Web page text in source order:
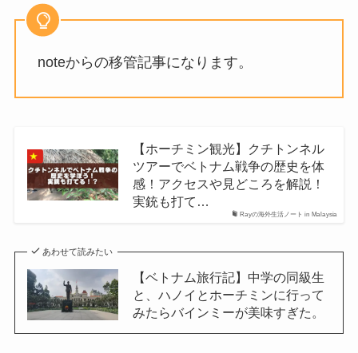
noteからの移管記事になります。
Rayの海外生活ノート in Malaysia
【ホーチミン観光】クチトンネル
ツアーでベトナム戦争の歴史を体
感！アクセスや見どころを解説！
実銃も打て…
あわせて読みたい
【ベトナム旅行記】中学の同級生
と、ハノイとホーチミンに行って
みたらバインミーが美味すぎた。